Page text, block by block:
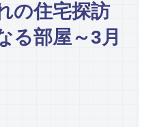
の住宅探訪
る部屋～3月